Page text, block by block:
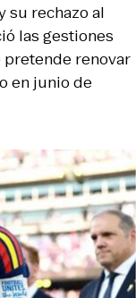
su rechazo al
las gestiones
pretende renovar
en junio de